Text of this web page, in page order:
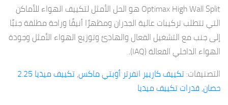
Optimax High Wall Split هو الحل الأمثل لتكييف الهواء للأماكن
التي تتطلب تركيبات عالية الجدران ومظهرًا أنيقًا وراحة مطلقة جنبًا
إلى جنب مع التشغيل الفعال والهادئ وتوزيع الهواء الأمثل وجودة
الهواء الداخلي الفعالة (IAQ).
التصنيفات:تكييف كاريير انفرتر أوبتي ماكس,
تكييف ميديا 2.25
حصان,قدرات تكييف ميديا